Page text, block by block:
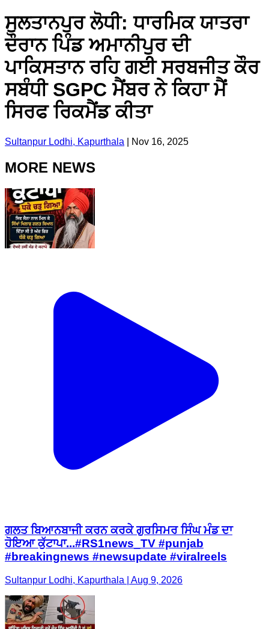
ਸੁਲਤਾਨਪੁਰ ਲੋਧੀ: ਧਾਰਮਿਕ ਯਾਤਰਾ
ਦੌਰਾਨ ਪਿੰਡ ਅਮਾਨੀਪੁਰ ਦੀ
ਪਾਕਿਸਤਾਨ ਰਹਿ ਗਈ ਸਰਬਜੀਤ ਕੌਰ
ਸਬੰਧੀ SGPC ਮੈਂਬਰ ਨੇ ਕਿਹਾ ਮੈਂ
ਸਿਰਫ ਰਿਕਮੈਂਡ ਕੀਤਾ
Sultanpur Lodhi, Kapurthala Nov 16, 2025
MORE NEWS
ਗਲਤ ਬਿਆਨਬਾਜੀ ਕਰਨ ਕਰਕੇ ਗੁਰਸਿਮਰ ਸਿੰਘ ਮੰਡ ਦਾ
ਹੋਇਆ ਕੁੱਟਾਪਾ...#RS1news_TV #punjab
#breakingnews #newsupdate #viralreels
Sultanpur Lodhi, Kapurthala | Aug 9, 2026